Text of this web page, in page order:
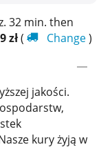
32 min. then
zł( Change)
jakości.
kury żyją w